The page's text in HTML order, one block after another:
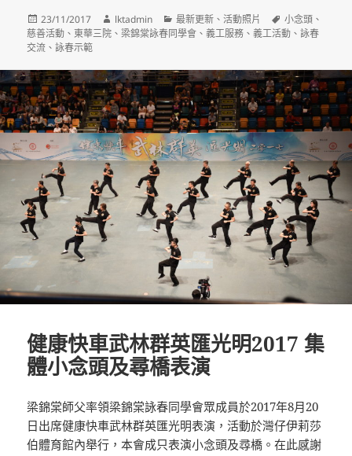
發
佈
日
23/11/2017
作
者
lktadmin
分
類
最新更新 、活動照片
標
籤
小念頭 、
慈善活動 、東華三院 、梁錦棠詠春同學會 、義工服務 、義工活動 、詠春
交流 、詠春示範
健康快車武林群英匯光明2017 集
體小念頭及尋橋表演
梁錦棠師父率領梁錦棠詠春同學會眾成員於2017年8月20
日出席健康快車武林群英匯光明表演，活動於灣仔伊莉莎
伯體育館內舉行，本會成只表演小念頭及尋橋。在此感謝